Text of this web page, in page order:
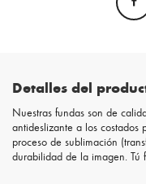
Detalles del
Nuestras fundas son de
antideslizante a los costados
proceso de sublimación
durabilidad de la imagen.